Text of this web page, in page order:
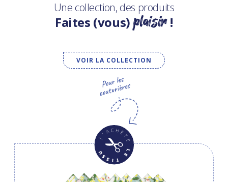
Une collection, des produits
Faites (vous)plaisir!
VOIR LA COLLECTION